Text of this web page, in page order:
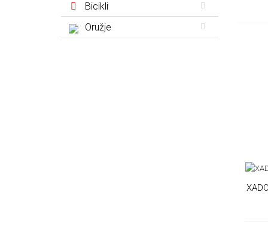
Bicikli
Oružje